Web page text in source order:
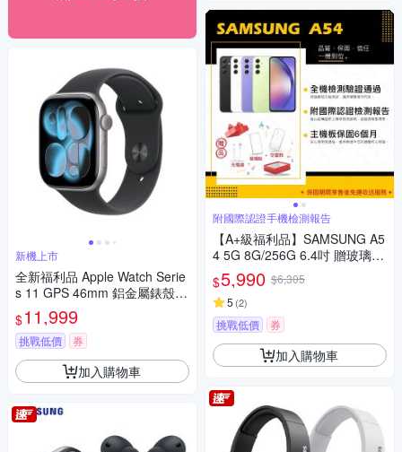
新機上市
全新福利品 Apple Watch Serie
s 11 GPS 46mm 鋁金屬錶殼/
運動錶環
$11,999
挑戰低價 券
加入購物車
附國際認證手機檢測報告
【A+級福利品】SAMSUNG A5
4 5G 8G/256G 6.4吋 贈玻璃貼
+空壓殼(近新)
$5,990 $6,305
5 (2)
挑戰低價 券
加入購物車